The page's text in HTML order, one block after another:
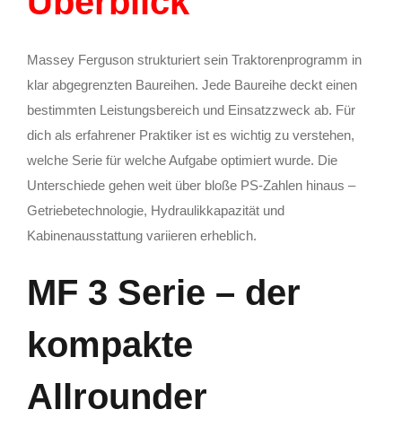
Massey Ferguson strukturiert sein Traktorenprogramm in
klar abgegrenzten Baureihen. Jede Baureihe deckt einen
bestimmten Leistungsbereich und Einsatzzweck ab. Für
dich als erfahrener Praktiker ist es wichtig zu verstehen,
welche Serie für welche Aufgabe optimiert wurde. Die
Unterschiede gehen weit über bloße PS-Zahlen hinaus –
Getriebetechnologie, Hydraulikkapazität und
Kabinenausstattung variieren erheblich.
MF 3 Serie – der
kompakte
Allrounder